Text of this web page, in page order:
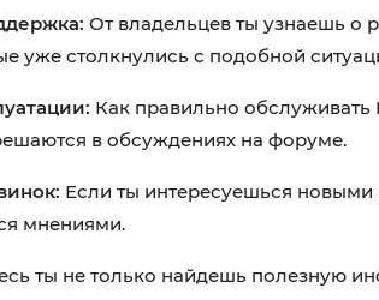
От владельцев ты узнаешь о
уже столкнулись с подобной
Как правильно обслуживать
в обсуждениях на форуме.
Если ты интересуешься
мнениями.
ты не только найдешь полезную